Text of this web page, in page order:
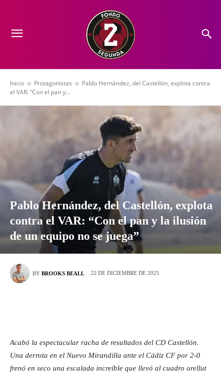
Inicio Protagonistas
Pablo Hernández, del Castellón, explota contra
el VAR: “Con el pan y...
Pablo Hernández, del Castellón, explota
contra el VAR: “Con el pan y la ilusión
de un equipo no se juega”
BY BROOKS BEALL 22 DE DICIEMBRE DE 2025
Acabó la espectacular racha de resultados del CD Castellón.
Una derrota en el Nuevo Mirandilla ante el Cádiz CF por 2-0
frenó en seco una escalada increíble que llevó al cuadro orellut